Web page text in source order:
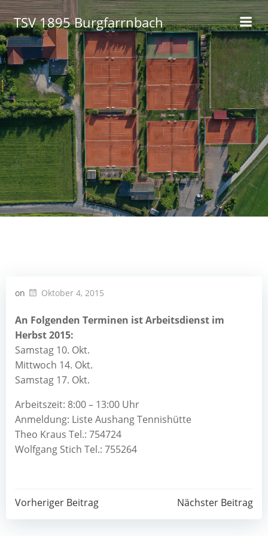
Zum
Inhalt
springen
TSV 1895 Burgfarrnbach
on Oktober 4, 2015
An Folgenden Terminen ist Arbeitsdienst im
Herbst 2015:
Samstag 10. Okt.
Mittwoch 14. Okt.
Samstag 17. Okt.
Arbeitszeit: 8:00 – 13:00 Uhr
Anmeldung: Liste Aushang Tennishütte
Theo Kraus Tel.: 754724
Wolfgang Stich Tel.: 755264
Post
Vorheriger Beitrag
PostNächster Beitrag